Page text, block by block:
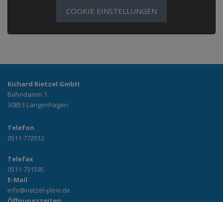
COOKIE EINSTELLUNGEN
Richard Rietzel GmbH
Bahndamm 1
30853 Langenhagen
Telefon
0511-772012
Telefax
0511-731585
E-Mail
info@rietzel-plexi.de